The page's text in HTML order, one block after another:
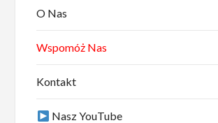
O Nas
Wspomóż Nas
Kontakt
Nasz YouTube